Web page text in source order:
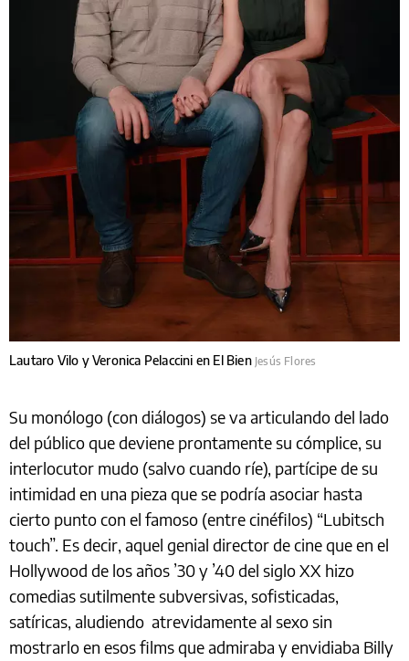
Lautaro Vilo y Veronica Pelaccini en El Bien Jesús Flores
Su monólogo (con diálogos) se va articulando del lado
del público que deviene prontamente su cómplice, su
interlocutor mudo (salvo cuando ríe), partícipe de su
intimidad en una pieza que se podría asociar hasta
cierto punto con el famoso (entre cinéfilos) “Lubitsch
touch”. Es decir, aquel genial director de cine que en el
Hollywood de los años ’30 y ’40 del siglo XX hizo
comedias sutilmente subversivas, sofisticadas,
satíricas, aludiendo atrevidamente al sexo sin
mostrarlo en esos films que admiraba y envidiaba Billy